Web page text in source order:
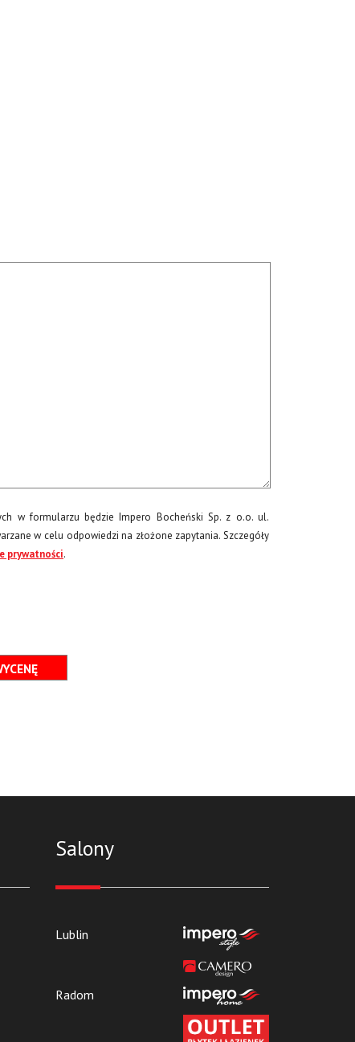
w formularzu będzie Impero Bocheński Sp. z o.o. ul.
w celu odpowiedzi na złożone zapytania. Szczegóły
prywatności.
Salony
Lublin
Radom